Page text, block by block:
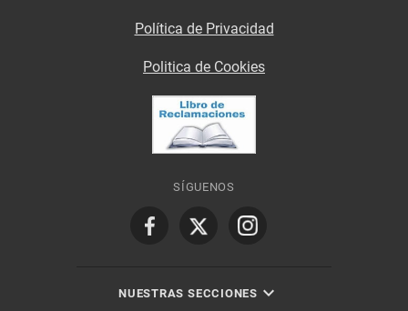
Política de Privacidad
Politica de Cookies
SÍGUENOS
NUESTRAS SECCIONES